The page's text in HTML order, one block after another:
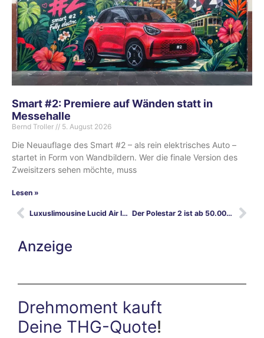
Smart #2: Premiere auf Wänden statt in
Messehalle
Bernd Troller 5. August 2026
Die Neuauflage des Smart #2 – als rein elektrisches Auto –
startet in Form von Wandbildern. Wer die finale Version des
Zweisitzers sehen möchte, muss
Lesen »
Luxuslimousine Lucid Air lädt mit 900 Volt Der Polestar 2 ist ab 50.000 km umweltfreundlicher als ein Verbrenner
Anzeige
Drehmoment kauft
Deine THG-Quote!